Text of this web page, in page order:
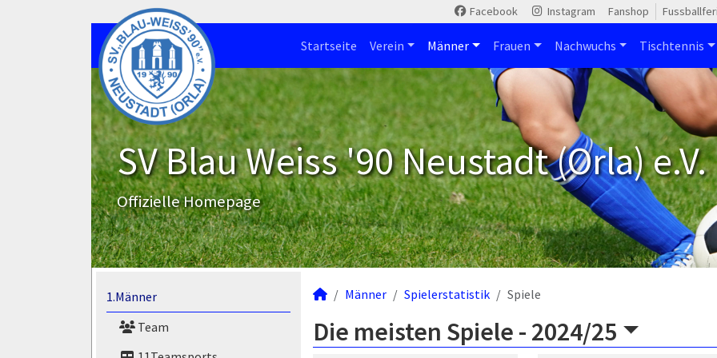
Facebook Instagram Fanshop
Startseite Verein Männer Frauen Nachwuchs Tischtennis
SV Blau Weiss '90 Neustadt (Orla) e.V.
Offizielle Homepage
1.Männer
Team
Männer Spielerstatistik Spiele
Die meisten Spiele - 2024/25